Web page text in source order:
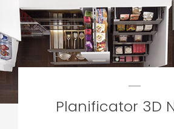
Planificator 3D